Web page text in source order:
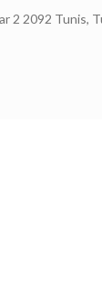
2 2092 Tunis,